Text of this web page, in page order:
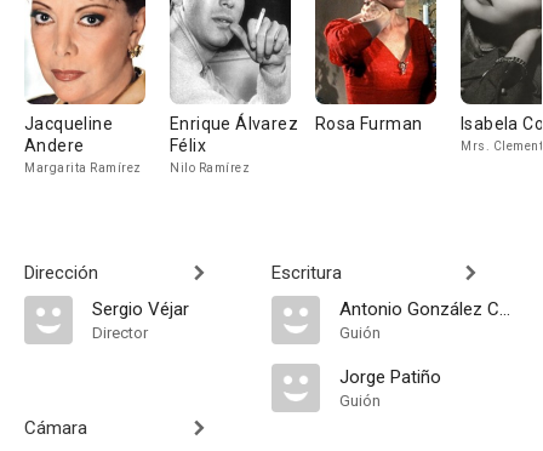
Jacqueline
Andere
Margarita Ramírez
Enrique Álvarez
Félix
Nilo Ramírez
Rosa Furman Isabela
Mrs.
Dirección
Sergio Véjar
Director
Cámara
Escritura
Antonio González Caballero
Guión
Jorge Patiño
Guión